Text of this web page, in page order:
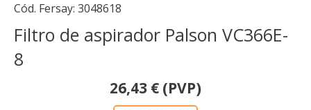
Cód. Fersay: 3048618
Filtro de aspirador Palson VC366E-
8
26,43 € (PVP)